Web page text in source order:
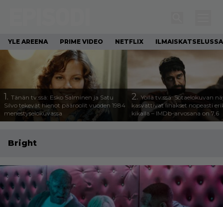
YLE AREENA PRIME VIDEO NETFLIX ILMAISKATSELUSSA
1. Tänän tv:ssä: Esko Salminen ja Satu
Silvo tekevät hienot pääroolit vuoden 1984
menestyselokuvassa
2. Yöllä tv:ssä: Sotaelokuvan
kasvattivat lihakset nopeasti
kikalla – IMDb-arvosana on 7,6
Bright